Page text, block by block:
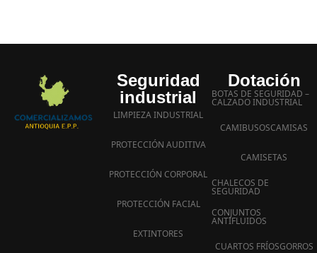
Seguridad
industrial
LIMPIEZA INDUSTRIAL
PROTECCIÓN AUDITIVA
PROTECCIÓN CORPORAL
PROTECCIÓN FACIAL
EXTINTORES
Dotación
BOTAS DE SEGURIDAD –
CALZADO INDUSTRIAL
CAMIBUSOSCAMISAS
CAMISETAS
CHALECOS DE
SEGURIDAD
CONJUNTOS
ANTIFLUIDOS
CUARTOS FRÍOSGORROS